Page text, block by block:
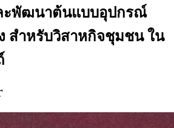
ะพัฒนาต้นแบบอุปกรณ์
สำหรับวิสาหกิจชุมชน ใน